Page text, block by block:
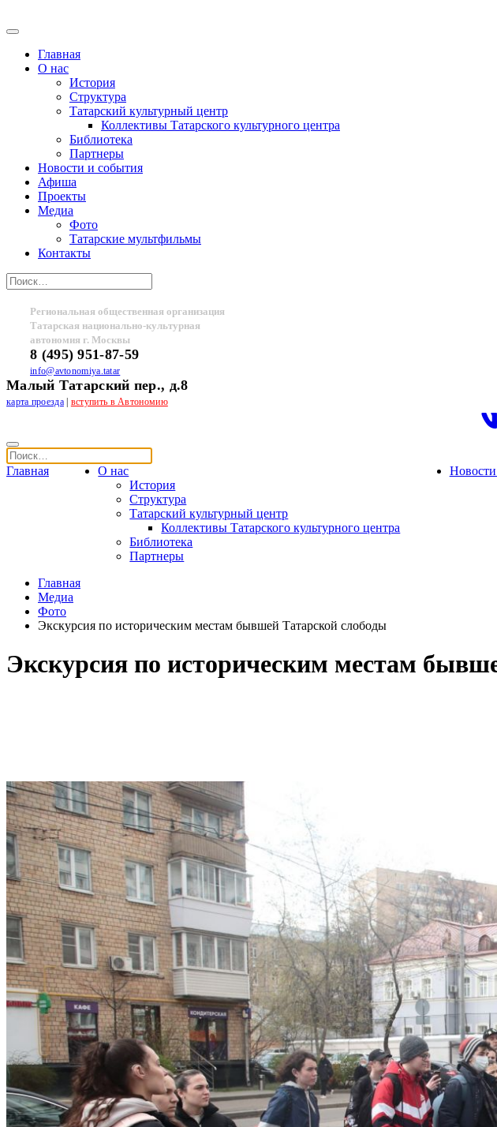
Главная
О нас
История
Структура
Татарский культурный центр
Коллективы Татарского культурного центра
Библиотека
Партнеры
Новости и события
Афиша
Проекты
Медиа
Фото
Татарские мультфильмы
Контакты
Региональная общественная организация
Татарская национально-культурная
автономия г. Москвы
8 (495) 951-87-59
info@avtonomiya.tatar
Малый Татарский пер., д.8
карта проезда| вступить в Автономию
Главная
О нас
История
Структура
Татарский культурный центр
Коллективы Татарского культурного центра
Библиотека
Партнеры
Главная
Медиа
Фото
Экскурсия по историческим местам бывшей Татарской слободы
Экскурсия по историческим местам